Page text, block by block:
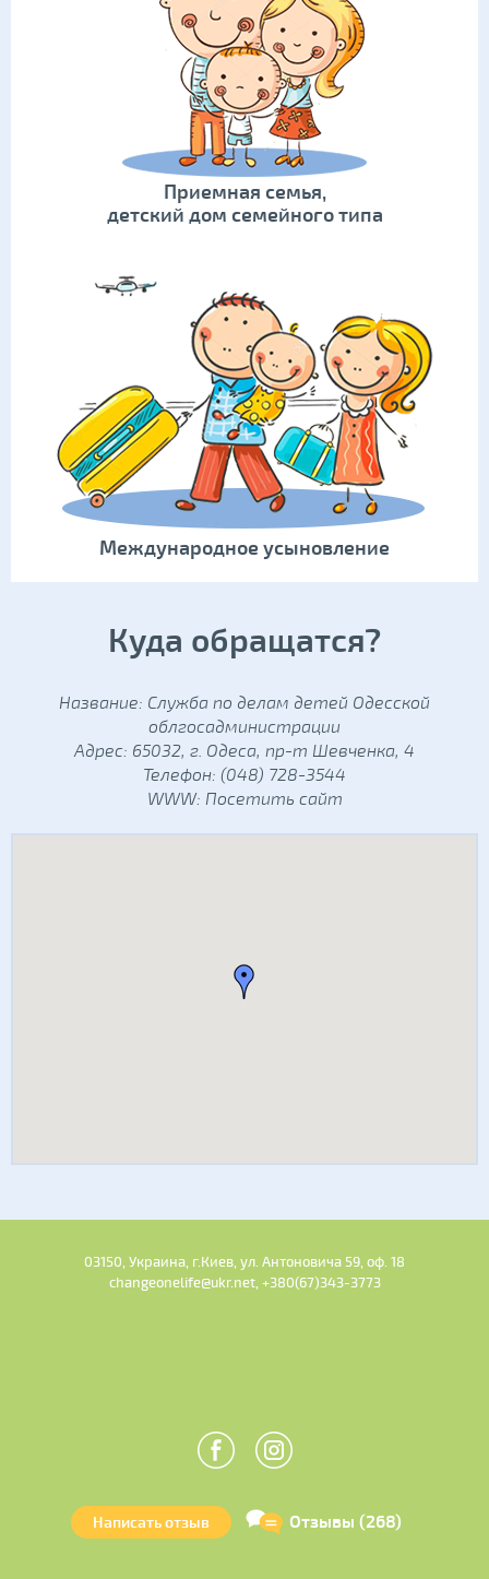
Приемная семья,
детский дом семейного типа
Международное усыновление
Куда обращатся?
Название: Служба по делам детей Одесской
облгосадминистрации
Адрес: 65032, г. Одеса, пр-т Шевченка, 4
Телефон: (048) 728-3544
WWW: Посетить сайт
03150, Украина, г.Киев, ул. Антоновича 59, оф. 18
changeonelife@ukr.net, +380(67)343-3773
Написать отзыв Отзывы (268)